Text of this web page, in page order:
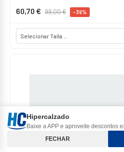
60,70 € 99,00 € -39%
Classificar e
Hipercalzado
Baixe a APP e aproveite descontos
FECHAR